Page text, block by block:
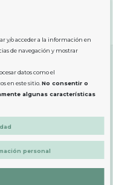
a 80€
y/o acceder a la información en
de navegación y mostrar
datos como el
en este sitio.No consentir o
algunas características
personal